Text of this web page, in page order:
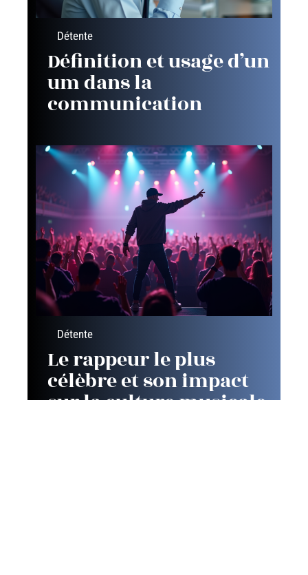
Détente
Définition et usage d’un
um dans la
communication
Détente
Le rappeur le plus
célèbre et son impact
sur la culture musicale